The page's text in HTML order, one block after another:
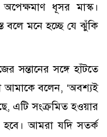
ধূসর মাস্ক।
বলে মনে হচ্ছে যে ঝুঁকি
সন্তানের সঙ্গে হাঁটতে
আমাকে বলেন, ‘অবশ্যই
এটি সংক্রমিত হওয়ার
হবে। আমরা যদি সতর্ক